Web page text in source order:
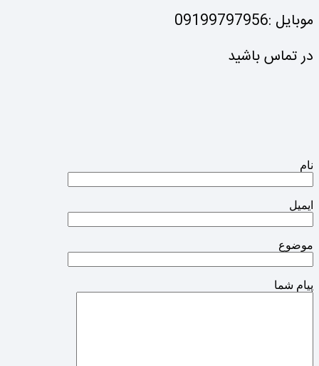
موبایل :09199797956
در تماس باشید
نام
ایمیل
موضوع
پیام شما